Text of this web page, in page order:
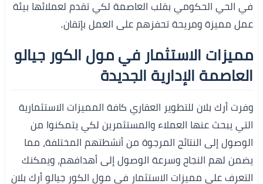
في الحي الحكومي بقلب العاصمة لكي تقدم لعملائها بيئة
عمل مميزة ومريحة تحفزهم على العمل بإتقان.
مميزات الاستثمار في مول الكور جيالو
العاصمة الإدارية الجديدة
وفرت أرك بلان للتطوير العقاري كافة المميزات الاستثمارية
التي يبحث عنها العملاء والمستثمرين لكي يتمكنوا من
الوصول إلى النتائج المرجوة من أنشطتهم المختلفة، مما
يضمن لهم النجاح وسرعة الوصول إلى أهدافهم، ويمكنك
التعرف على مميزات الاستثمار في مول الكور جيالو أرك بلان